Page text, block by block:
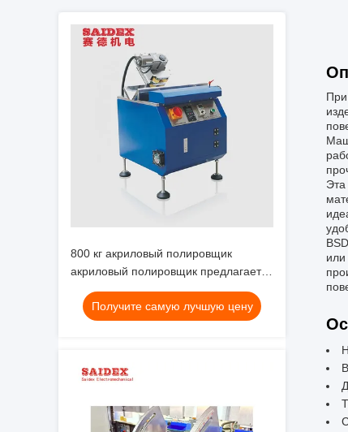
800 кг акриловый полировщик
акриловый полировщик предлагает
1000 мм длины полировки для
полировки акриловых листов
Получите самую лучшую цену
При
В